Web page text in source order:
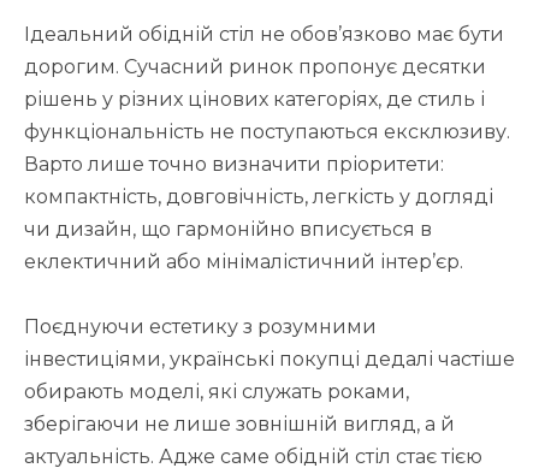
Ідеальний обідній стіл не обов’язково має бути
дорогим. Сучасний ринок пропонує десятки
рішень у різних цінових категоріях, де стиль і
функціональність не поступаються ексклюзиву.
Варто лише точно визначити пріоритети:
компактність, довговічність, легкість у догляді
чи дизайн, що гармонійно вписується в
еклектичний або мінімалістичний інтер’єр.
Поєднуючи естетику з розумними
інвестиціями, українські покупці дедалі частіше
обирають моделі, які служать роками,
зберігаючи не лише зовнішній вигляд, а й
актуальність. Адже саме обідній стіл стає тією